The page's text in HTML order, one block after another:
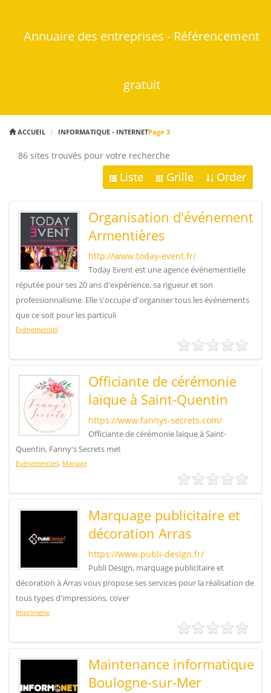
Annuaire des entreprises - Référencement
gratuit
ACCUEIL INFORMATIQUE - INTERNETPage 3
86 sites trouvés pour votre recherche
Liste Grille Order
Organisation d'événement
Armentières
http://www.today-event.fr/
Today Event est une agence événementielle
réputée pour ses 20 ans d'expérience, sa rigueur et son
professionnalisme. Elle s'occupe d'organiser tous les événements
que ce soit pour les particuli
Evènementiel
Officiante de cérémonie
laïque à Saint-Quentin
https://www.fannys-secrets.com/
Officiante de cérémonie laïque à Saint-
Quentin, Fanny's Secrets met
Evènementiel, Mariage
Marquage publicitaire et
décoration Arras
https://www.publi-design.fr/
Publi Design, marquage publicitaire et
décoration à Arras vous propose ses services pour la réalisation de
tous types d'impressions, cover
Imprimerie
Maintenance informatique
Boulogne-sur-Mer